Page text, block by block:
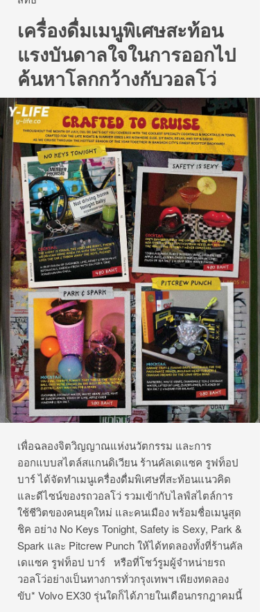
เครื่องดื่มเมนูพิเศษสะท้อน
แรงบันดาลใจในการออกไป
ค้นหาโลกกว้างกับวอลโว่
เพื่อฉลองจิตวิญญาณแห่งนวัตกรรม และการ
ออกแบบสไตล์สแกนดิเวียน ร้านคัลเดแซค รูฟท็อป
บาร์ ได้จัดทำเมนูเครื่องดื่มพิเศษที่สะท้อนแนวคิด
และดีไซน์ของรถวอลโว่ รวมเข้ากับไลฟ์สไตล์การ
ใช้ชีวิตของคนยุคใหม่ และคนเมือง พร้อมชื่อเมนูสุด
ชิค อย่าง No Keys Tonight, Safety is Sexy, Park &
Spark และ Pitcrew Punch ให้ได้ทดลองทั้งที่ร้านคัล
เดแซค รูฟท็อป บาร์ หรือที่โชว์รูมผู้จำหน่ายรถ
วอลโว่อย่างเป็นทางการทั่วกรุงเทพฯ เพียงทดลอง
ขับ* Volvo EX30 รุ่นใดก็ได้ภายในเดือนกรกฎาคมนี้